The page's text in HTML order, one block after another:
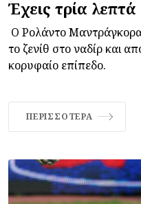
Έχεις τρία λεπτά
Ο Ρολάντο Μαντράγκορα
το ζενίθ στο ναδίρ και
κορυφαίο επίπεδο.
ΠΕΡΙΣΣΌΤΕΡΑ